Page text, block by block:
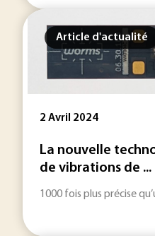
Article d'actualité
2 Avril 2024
La nouvelle
de vibrations de ...
1000 fois plus précise